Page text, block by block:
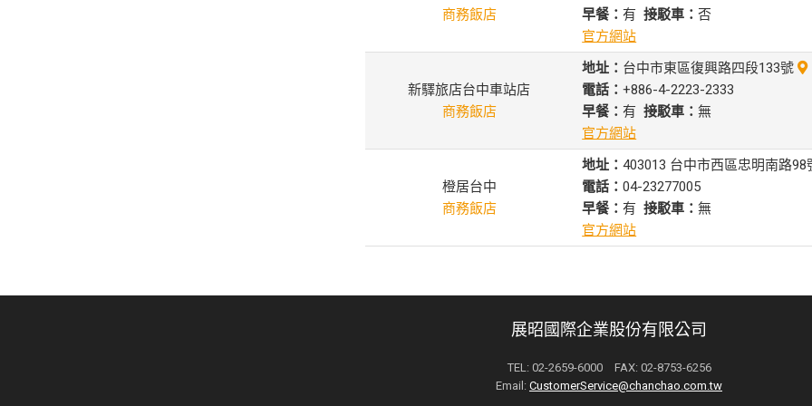
商務飯店
早餐：有接駁車：否
官方網站
新驛旅店台中車站店
商務飯店
地址： 台中市東區復興路四段133號
電話：+886-4-2223-2333
早餐：有接駁車：無
官方網站
橙居台中
商務飯店
地址：403013 台中市西區忠明南路
電話：04-23277005
早餐：有接駁車：無
官方網站
展昭國際企業股份有限公司
TEL: 02-2659-6000 FAX: 02-8753-6256
Email: CustomerService@chanchao.com.tw